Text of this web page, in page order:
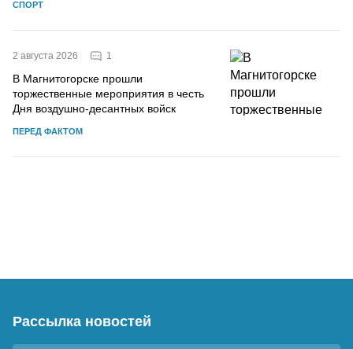
СПОРТ
2 августа 2026 1
В Магнитогорске прошли
торжественные мероприятия в честь
Дня воздушно-десантных войск
ПЕРЕД ФАКТОМ
Рассылка новостей